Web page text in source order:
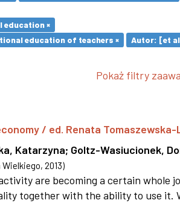
education ×
education of teachers ×
Autor: [et
Pokaż filtry
/ ed. Renata Tomaszewska-
Katarzyna; Goltz-Wasiucionek,
, 2013)
are becoming a certain whole
together with the ability to use it.